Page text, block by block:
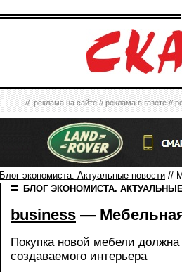
//реклама на сайте//реклама в газете//
Блог экономиста. Актуальные новости //
БЛОГ ЭКОНОМИСТА.
business —
Покупка новой мебели
создаваемого интерьера